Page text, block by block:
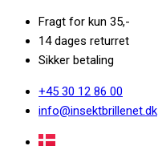
Fragt for kun 35,-
14 dages returret
Sikker betaling
+45 30 12 86 00
info@insektbrillenet.dk